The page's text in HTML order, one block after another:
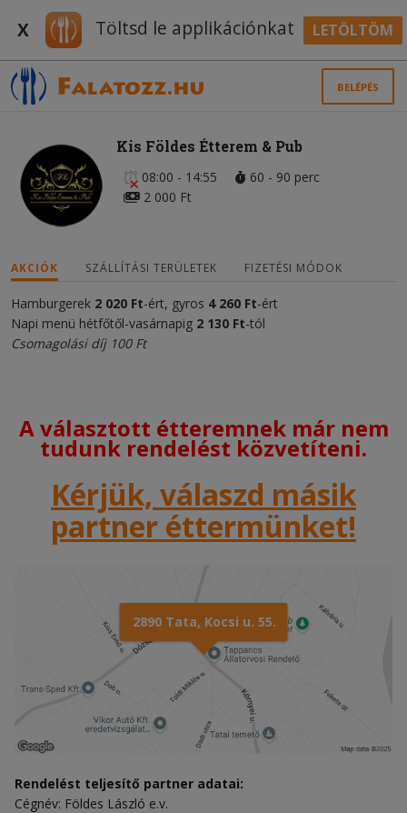
X Töltsd le applikációnkat LETÖLTÖM
BELÉPÉS
Kis Földes Étterem & Pub
08:00 - 14:55
60 - 90 perc
2 000 Ft
AKCIÓK SZÁLLÍTÁSI TERÜLETEK FIZETÉSI MÓDOK
Hamburgerek 2 020 Ft-ért, gyros 4 260 Ft-ért
Napi menü hétfőtől-vasárnapig 2 130 Ft-tól
Csomagolási díj 100 Ft
A választott étteremnek már nem
tudunk rendelést közvetíteni.
Kérjük, válaszd másik
partner éttermünket!
2890 Tata, Kocsi u. 55.
Rendelést teljesítő partner adatai:
Cégnév: Földes László e.v.